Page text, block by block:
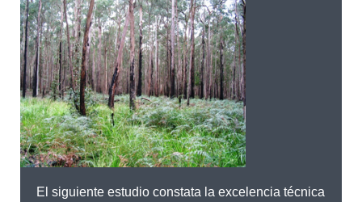
English Català
BUSCAR
El siguiente estudio constata la excelencia técnica